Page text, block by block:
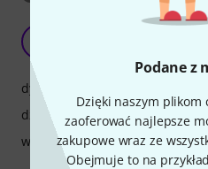
Podane z
Dzięki naszym plikom
zaoferować najlepsze
zakupowe wraz ze
Obejmuje to na
dynamika
dźwięk
wykończenie